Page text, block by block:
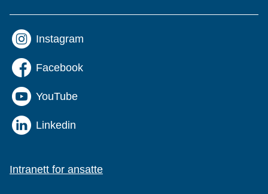
Instagram
Facebook
YouTube
Linkedin
Intranett for ansatte